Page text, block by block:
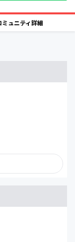
ミュニティ詳細